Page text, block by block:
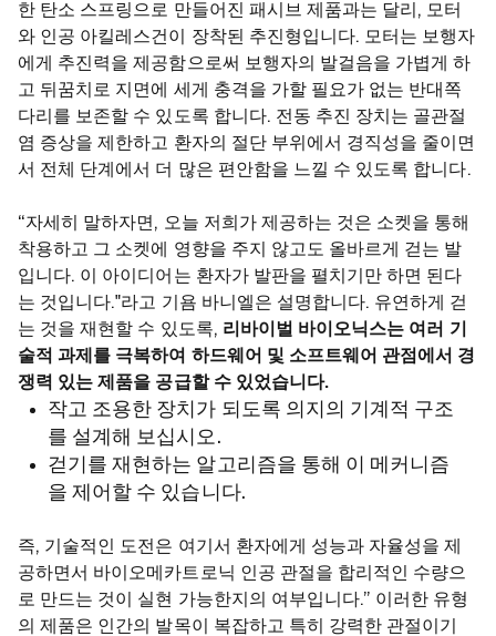
한 탄소 스프링으로 만들어진 패시브 제품과는 달리, 모터
와 인공 아킬레스건이 장착된 추진형입니다. 모터는 보행자
에게 추진력을 제공함으로써 보행자의 발걸음을 가볍게 하
고 뒤꿈치로 지면에 세게 충격을 가할 필요가 없는 반대쪽
다리를 보존할 수 있도록 합니다. 전동 추진 장치는 골관절
염 증상을 제한하고 환자의 절단 부위에서 경직성을 줄이면
서 전체 단계에서 더 많은 편안함을 느낄 수 있도록 합니다.
“자세히 말하자면, 오늘 저희가 제공하는 것은 소켓을 통해
착용하고 그 소켓에 영향을 주지 않고도 올바르게 걷는 발
입니다. 이 아이디어는 환자가 발판을 펼치기만 하면 된다
는 것입니다."라고 기욤 바니엘은 설명합니다. 유연하게 걷
는 것을 재현할 수 있도록, 리바이벌 바이오닉스는 여러 기
술적 과제를 극복하여 하드웨어 및 소프트웨어 관점에서 경
쟁력 있는 제품을 공급할 수 있었습니다.
작고 조용한 장치가 되도록 의지의 기계적 구조
를 설계해 보십시오.
걷기를 재현하는 알고리즘을 통해 이 메커니즘
을 제어할 수 있습니다.
즉, 기술적인 도전은 여기서 환자에게 성능과 자율성을 제
공하면서 바이오메카트로닉 인공 관절을 합리적인 수량으
로 만드는 것이 실현 가능한지의 여부입니다.” 이러한 유형
의 제품은 인간의 발목이 복잡하고 특히 강력한 관절이기